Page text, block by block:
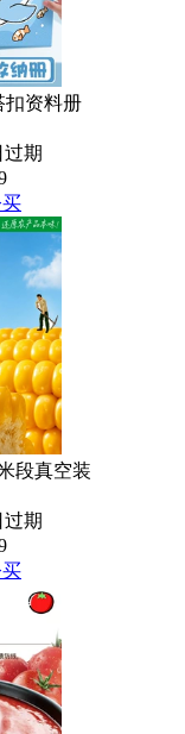
扣资料册
期
段真空装
期